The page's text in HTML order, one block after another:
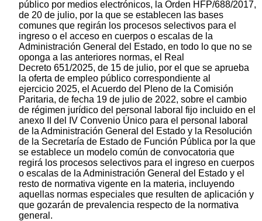
público por medios electrónicos, la Orden HFP/688/2017,
de 20 de julio, por la que se establecen las bases
comunes que regirán los procesos selectivos para el
ingreso o el acceso en cuerpos o escalas de la
Administración General del Estado, en todo lo que no se
oponga a las anteriores normas, el Real
Decreto 651/2025, de 15 de julio, por el que se aprueba
la oferta de empleo público correspondiente al
ejercicio 2025, el Acuerdo del Pleno de la Comisión
Paritaria, de fecha 19 de julio de 2022, sobre el cambio
de régimen jurídico del personal laboral fijo incluido en el
anexo II del IV Convenio Único para el personal laboral
de la Administración General del Estado y la Resolución
de la Secretaría de Estado de Función Pública por la que
se establece un modelo común de convocatoria que
regirá los procesos selectivos para el ingreso en cuerpos
o escalas de la Administración General del Estado y el
resto de normativa vigente en la materia, incluyendo
aquellas normas especiales que resulten de aplicación y
que gozarán de prevalencia respecto de la normativa
general.